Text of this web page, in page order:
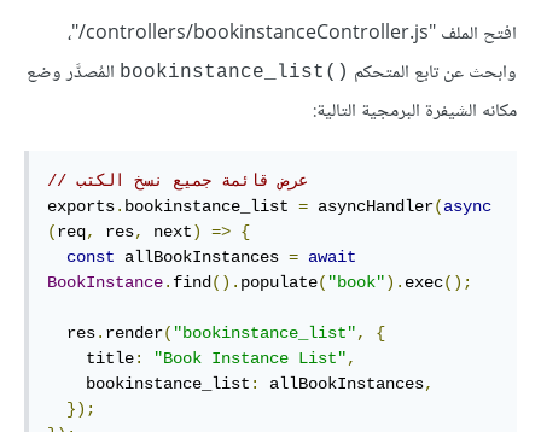
افتح الملف "‎/controllers/bookinstanceController.js"،
وابحث عن تابع المتحكم bookinstance_list()‎ المُصدَّر وضع
مكانه الشيفرة البرمجية التالية:
// عرض قائمة جميع نسخ الكتب
exports. bookinstance_list = asyncHandler(async
(req, res, next) => {
const allBookInstances = await
BookInstance. find(). populate( "book"). exec();
  res
. render( "bookinstance_list",
{
    title
: "Book Instance List",
    bookinstance_list
: allBookInstances,
});